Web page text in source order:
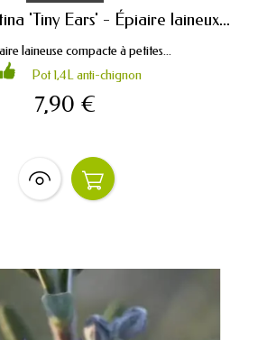
'Tiny Ears' - Épiaire laineux...
laineuse compacte à petites...
Pot 1,4L anti-chignon
7,90 €